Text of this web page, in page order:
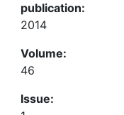
publication:
2014
Volume:
46
Issue: